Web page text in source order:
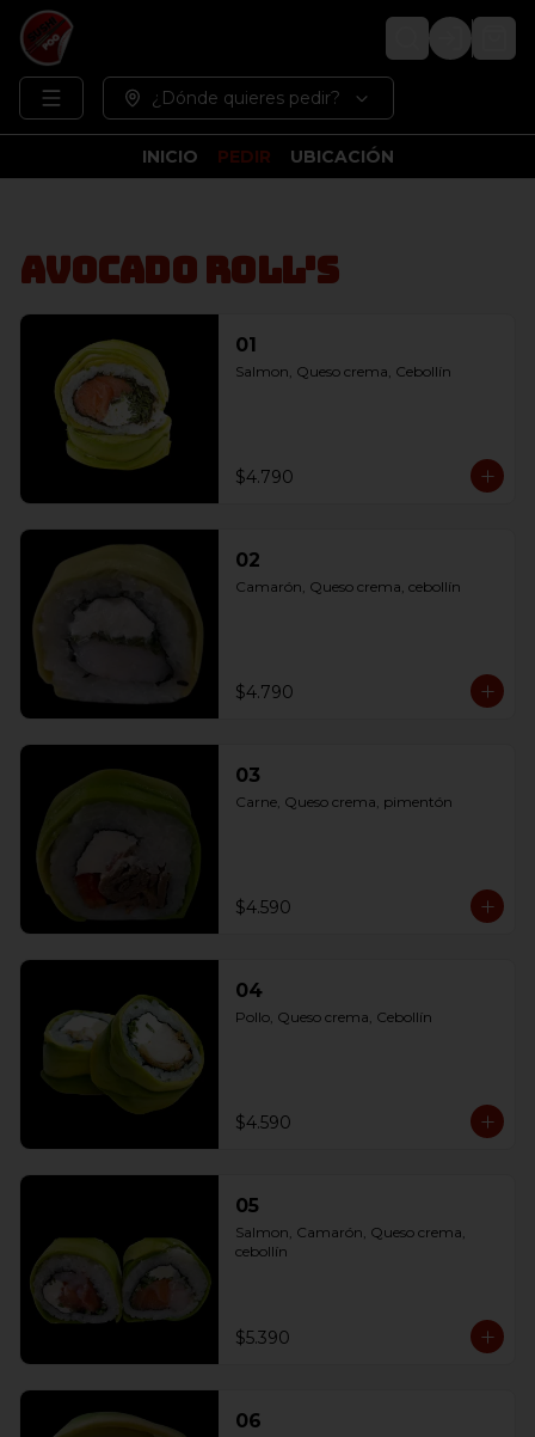
Login
¿Dónde quieres pedir?
INICIO PEDIR UBICACIÓN
Avocado Roll's
01
Salmon, Queso crema, Cebollín
$4.790
02
Camarón, Queso crema, cebollín
$4.790
03
Carne, Queso crema, pimentón
$4.590
04
Pollo, Queso crema, Cebollín
$4.590
05
Salmon, Camarón, Queso crema,
cebollín
$5.390
06